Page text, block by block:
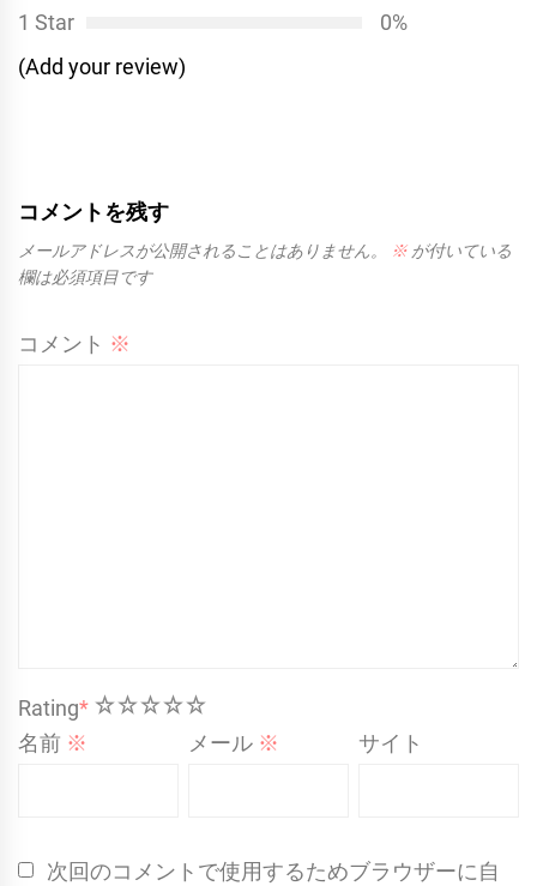
1 Star
0%
(Add your review)
コメントを残す
メールアドレスが公開されることはありません。 ※ が付いている
欄は必須項目です
コメント ※
Rating* 5
4
3
2
1
名前 ※ メール ※ サイト
次回のコメントで使用するためブラウザーに自